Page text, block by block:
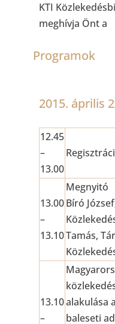
KTI
meghívja Önt a
Programok
2015. április
12.45
–
13.00
13.00
–
13.10
Megnyitó
Bíró
Tamás,
13.10
–
alakulása
baleseti